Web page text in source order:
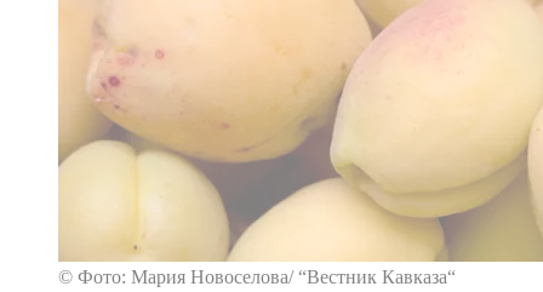
© Фото: Мария Новоселова/ “Вестник Кавказа“